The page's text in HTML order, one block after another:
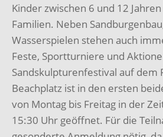
Kinder zwischen 6 und 12
Familien. Neben
Wasserspielen stehen auch
Feste, Sportturniere und
Sandskulpturenfestival auf dem
Beachplatz ist in den ersten
von Montag bis Freitag in der
15:30 Uhr geöffnet. Für die